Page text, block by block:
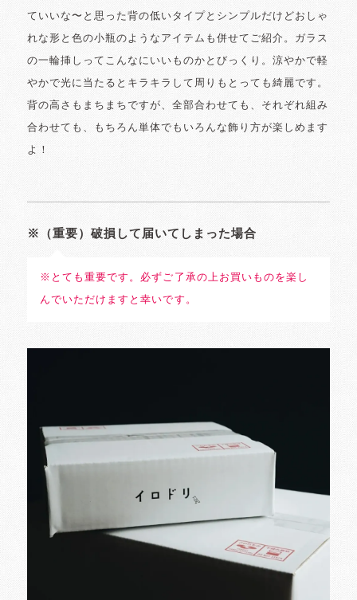
ていいな〜と思った背の低いタイプとシンプルだけどおしゃ
れな形と色の小瓶のようなアイテムも併せてご紹介。ガラス
の一輪挿しってこんなにいいものかとびっくり。涼やかで軽
やかで光に当たるとキラキラして周りもとっても綺麗です。
背の高さもまちまちですが、全部合わせても、それぞれ組み
合わせても、もちろん単体でもいろんな飾り方が楽しめます
よ！
※（重要）破損して届いてしまった場合
※とても重要です。必ずご了承の上お買いものを楽し
んでいただけますと幸いです。